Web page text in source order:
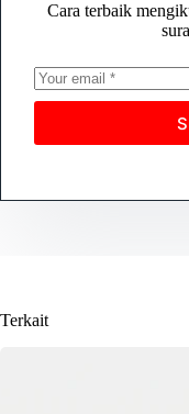
Cara terbaik
Terkait